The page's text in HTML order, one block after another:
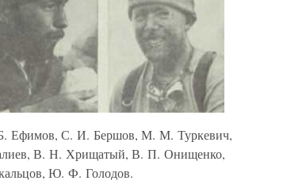
Б. Ефимов, С. И. Бершов, М. М. Туркевич,
В. Н. Хрищатый, В. П. Онищенко,
Ю. Ф. Голодов.